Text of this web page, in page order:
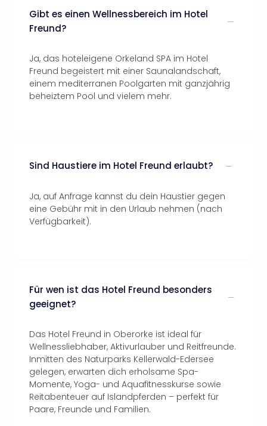
Gibt es einen Wellnessbereich im Hotel
Freund?
Ja, das hoteleigene Orkeland SPA im Hotel
Freund begeistert mit einer Saunalandschaft,
einem mediterranen Poolgarten mit ganzjährig
beheiztem Pool und vielem mehr.
Sind Haustiere im Hotel Freund erlaubt?
Ja, auf Anfrage kannst du dein Haustier gegen
eine Gebühr mit in den Urlaub nehmen (nach
Verfügbarkeit).
Für wen ist das Hotel Freund besonders
geeignet?
Das Hotel Freund in Oberorke ist ideal für
Wellnessliebhaber, Aktivurlauber und Reitfreunde.
Inmitten des Naturparks Kellerwald-Edersee
gelegen, erwarten dich erholsame Spa-
Momente, Yoga- und Aquafitnesskurse sowie
Reitabenteuer auf Islandpferden – perfekt für
Paare, Freunde und Familien.